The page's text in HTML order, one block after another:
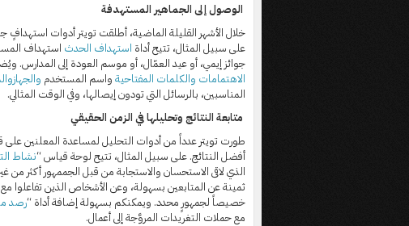
الوصول إلى الجماهير المستهدفة
خلال الأشهر القليلة الماضية، أطلقت تويتر أدوات
على سبيل المثال، تتيح أداة استهداف الحدث استهداف
جوائز إيمي، أو عيد العمّال، أو موسم العودة إلى المدارس.
الاهتمامات والكلمات المفتاحية واسم المستخدم والجهاز
المناسبين، بالرسائل التي تودون إيصالها، وفي الوقت المثالي.
متابعة النتائج وتحليلها في الزمن الحقيقي
طورت تويتر عدداً من أدوات التحليل لمساعدة المعلنين على
أفضل النتائج. على سبيل المثال، تتيح لوحة قياس “نشاط
الذي لاقى الاستحسان والاستجابة من قبل الجممهور أكثر من
ثمينة عن المتابعين بسهولة، وعن الأشخاص الذين تفاعلوا مع
خصيصاً لجمهورٍ محدد. ويمكنكم بسهولة إضافة أداة “رصد
مع حملات التغريدات المروَّجة إلى أعمال.